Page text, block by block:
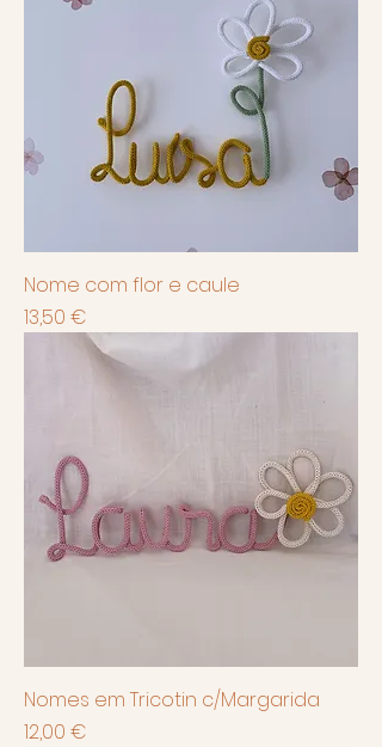
Nome com flor e caule
Preço
13,50 €
Nomes em Tricotin c/Margarida
Preço
12,00 €